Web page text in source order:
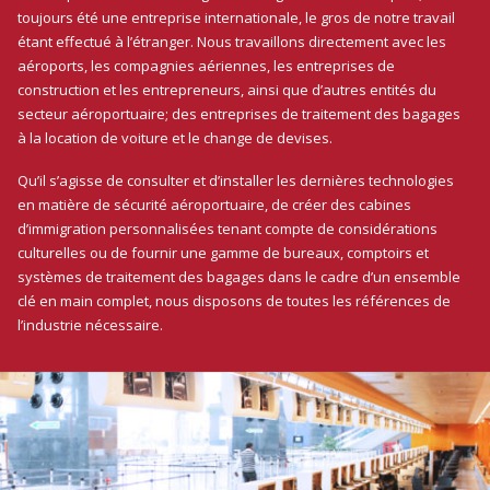
toujours été une entreprise internationale, le gros de notre travail
étant effectué à l’étranger. Nous travaillons directement avec les
aéroports, les compagnies aériennes, les entreprises de
construction et les entrepreneurs, ainsi que d’autres entités du
secteur aéroportuaire; des entreprises de traitement des bagages
à la location de voiture et le change de devises.
Qu’il s’agisse de consulter et d’installer les dernières technologies
en matière de sécurité aéroportuaire, de créer des cabines
d’immigration personnalisées tenant compte de considérations
culturelles ou de fournir une gamme de bureaux, comptoirs et
systèmes de traitement des bagages dans le cadre d’un ensemble
clé en main complet, nous disposons de toutes les références de
l’industrie nécessaire.